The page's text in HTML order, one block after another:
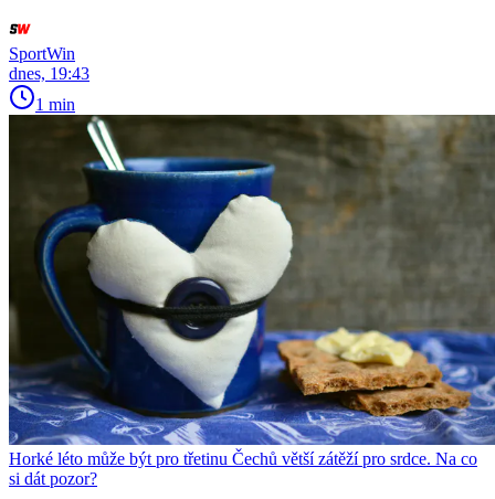
SportWin
dnes, 19:43
1 min
Horké léto může být pro třetinu Čechů větší zátěží pro srdce. Na co
si dát pozor?